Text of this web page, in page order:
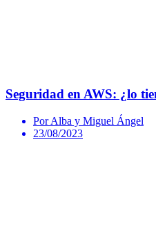
Seguridad en AWS: ¿lo
Por Alba y Miguel Ángel
23/08/2023